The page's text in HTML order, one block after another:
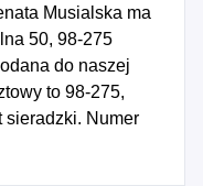
Musialska ma
50, 98-275
do naszej
to 98-275,
sieradzki. Numer
a